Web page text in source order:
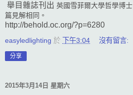
舉目雜誌刊出 英國雪菲爾大學哲學博士
篇見解相同。
http://behold.oc.org/?p=6280
easyledlighting 於 下午3:04 沒有留言:
分享
2015年3月14日 星期六